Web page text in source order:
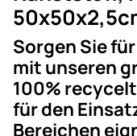
Sorgen Sie
mit unseren
100%
für den
Bereichen